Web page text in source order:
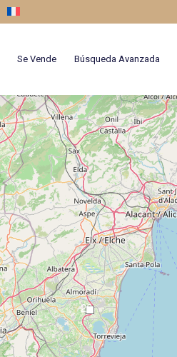
Se Vende Búsqueda Avanzada
26